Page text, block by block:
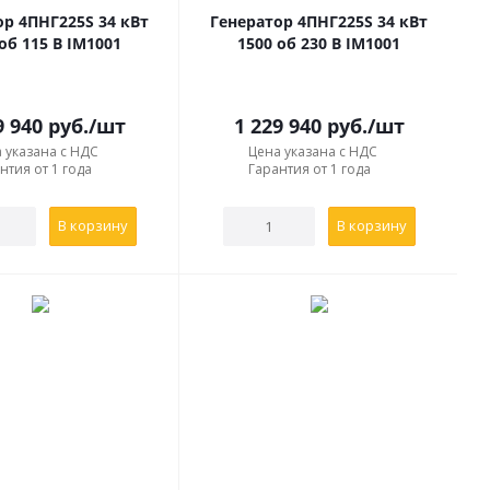
4ПНГ регламентированы ГОСТ 15150-69
%
Высота над уровнем моря, м, не
более
о С
оС
4ПНГ225S 34 кВт
115 В IM1001
940руб./шт
указана с НДС
от 1 года
В корзину
Генератор 4ПНГ225S 34 кВт
1500 об 230 В IM1001
1 229 940руб./шт
Цена указана с НДС
Гарантия от 1 года
В корзину